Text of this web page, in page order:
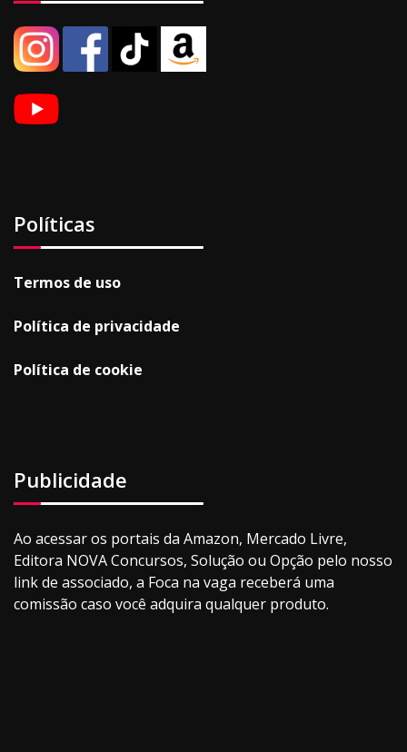
Políticas
Termos de uso
Política de privacidade
Política de cookie
Publicidade
Ao acessar os portais da Amazon, Mercado Livre,
Editora NOVA Concursos, Solução ou Opção pelo nosso
link de associado, a Foca na vaga receberá uma
comissão caso você adquira qualquer produto.